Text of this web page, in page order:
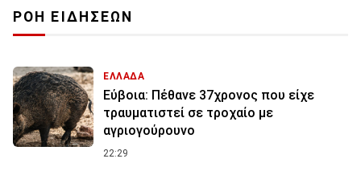
ΡΟΗ ΕΙΔΗΣΕΩΝ
ΕΛΛΑΔΑ
Εύβοια: Πέθανε 37χρονος που είχε
τραυματιστεί σε τροχαίο με
αγριογούρουνο
22:29